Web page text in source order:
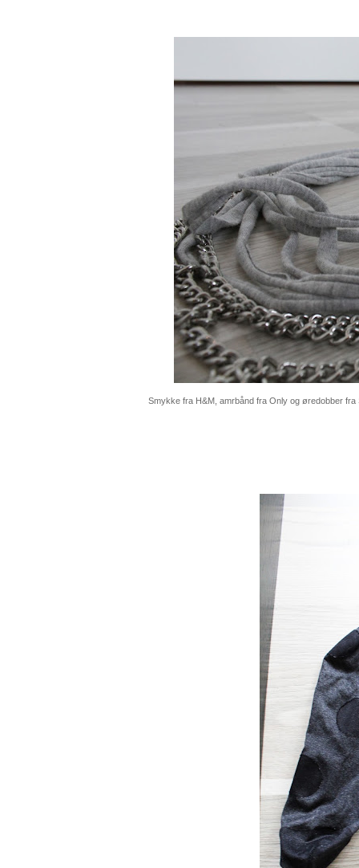
Smykke fra H&M, amrbånd fra Only og øredobber